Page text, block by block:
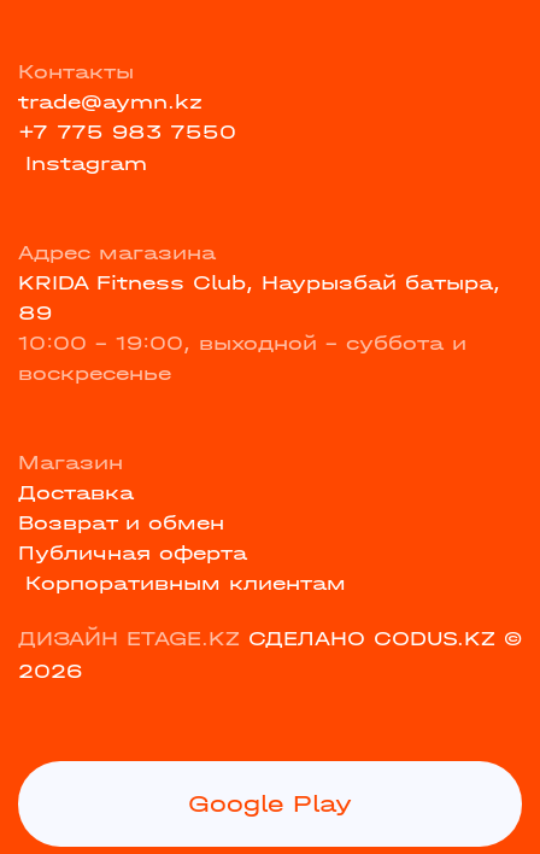
Контакты
trade@aymn.kz
+7 775 983 7550
Instagram
Адрес магазина
KRIDA Fitness Club, Наурызбай батыра,
89
10:00 - 19:00, выходной - суббота и
воскресенье
Магазин
Доставка
Возврат и обмен
Публичная оферта
Корпоративным клиентам
ДИЗАЙН ETAGE.KZ СДЕЛАНО CODUS.KZ ©
2026
Google Play